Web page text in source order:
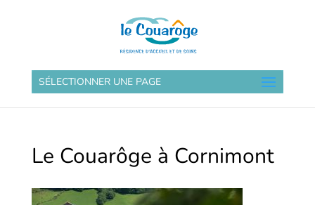
SÉLECTIONNER UNE PAGE
Le Couarôge à Cornimont